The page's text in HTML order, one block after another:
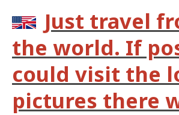
Just travel
the world. If
could visit the
pictures there